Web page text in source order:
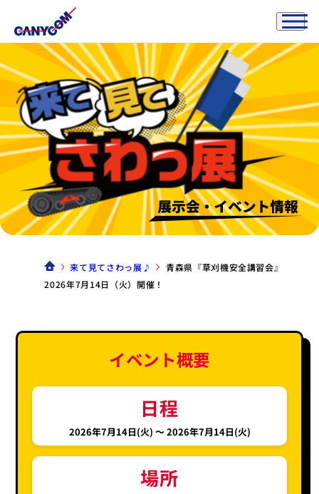
来て見てさわっ展♪
青森県『草刈機安全講習会』
2026年7月14日（火）開催！
イベント概要
日程
2026年7月14日(火) 〜2026年7月14日(火)
場所